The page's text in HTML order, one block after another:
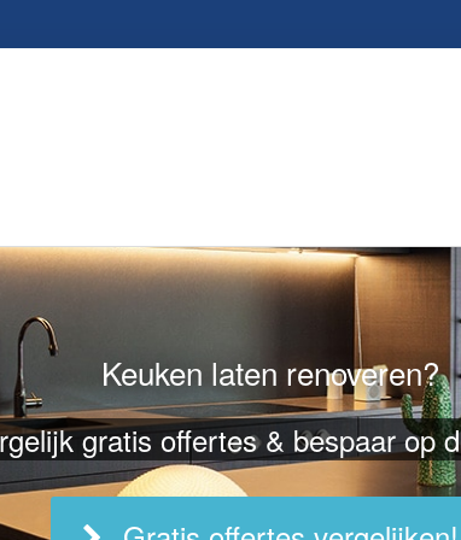
Keuken laten renoveren?
gratis offertes & bespaar op